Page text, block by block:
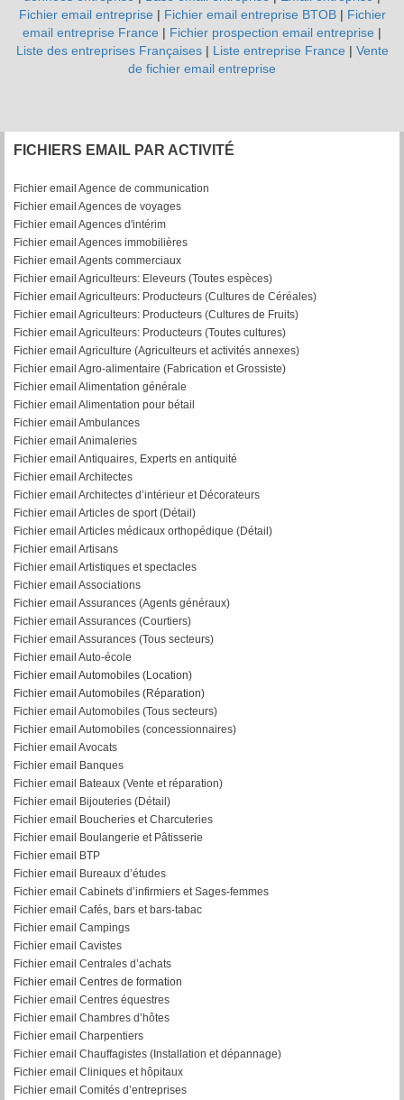
Fichier email entreprise | Fichier email entreprise BTOB| Fichier
email entreprise France | Fichier prospection email entreprise |
Liste des entreprises Françaises| Liste entreprise France | Vente
de fichier email entreprise
FICHIERS EMAIL PAR ACTIVITÉ
Fichier email Agence de communication
Fichier email Agences de voyages
Fichier email Agences d'intérim
Fichier email Agences immobilières
Fichier email Agents commerciaux
Fichier email Agriculteurs: Eleveurs (Toutes espèces)
Fichier email Agriculteurs: Producteurs (Cultures de Céréales)
Fichier email Agriculteurs: Producteurs (Cultures de Fruits)
Fichier email Agriculteurs: Producteurs (Toutes cultures)
Fichier email Agriculture (Agriculteurs et activités annexes)
Fichier email Agro-alimentaire (Fabrication et Grossiste)
Fichier email Alimentation générale
Fichier email Alimentation pour bétail
Fichier email Ambulances
Fichier email Animaleries
Fichier email Antiquaires, Experts en antiquité
Fichier email Architectes
Fichier email Architectes d’intérieur et Décorateurs
Fichier email Articles de sport (Détail)
Fichier email Articles médicaux orthopédique (Détail)
Fichier email Artisans
Fichier email Artistiques et spectacles
Fichier email Associations
Fichier email Assurances (Agents généraux)
Fichier email Assurances (Courtiers)
Fichier email Assurances (Tous secteurs)
Fichier email Auto-école
Fichier email Automobiles (Location)
Fichier email Automobiles (Réparation)
Fichier email Automobiles (Tous secteurs)
Fichier email Automobiles (concessionnaires)
Fichier email Avocats
Fichier email Banques
Fichier email Bateaux (Vente et réparation)
Fichier email Bijouteries (Détail)
Fichier email Boucheries et Charcuteries
Fichier email Boulangerie et Pâtisserie
Fichier email BTP
Fichier email Bureaux d’études
Fichier email Cabinets d’infirmiers et Sages-femmes
Fichier email Cafés, bars et bars-tabac
Fichier email Campings
Fichier email Cavistes
Fichier email Centrales d’achats
Fichier email Centres de formation
Fichier email Centres équestres
Fichier email Chambres d’hôtes
Fichier email Charpentiers
Fichier email Chauffagistes (Installation et dépannage)
Fichier email Cliniques et hôpitaux
Fichier email Comités d’entreprises